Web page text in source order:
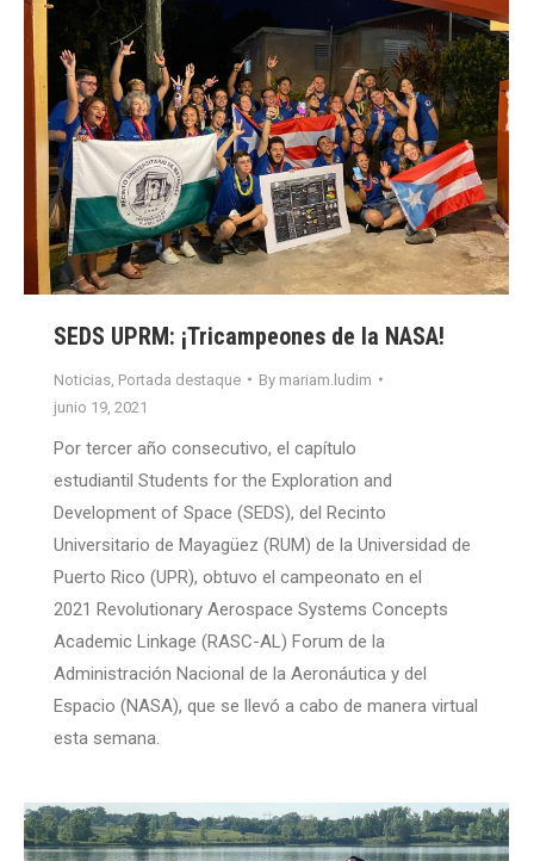
SEDS UPRM: ¡Tricampeones de la NASA!
Noticias Portada destaque By mariam.ludim
junio 19, 2021
Por tercer año consecutivo, el capítulo
estudiantil Students for the Exploration and
Development of Space (SEDS), del Recinto
Universitario de Mayagüez (RUM) de la Universidad de
Puerto Rico (UPR), obtuvo el campeonato en el
2021 Revolutionary Aerospace Systems Concepts
Academic Linkage (RASC-AL) Forum de la
Administración Nacional de la Aeronáutica y del
Espacio (NASA), que se llevó a cabo de manera virtual
esta semana.